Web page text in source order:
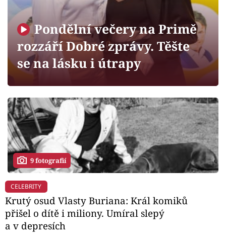
Sledujte prima+
Filmový festival Karlovy Vary
Pořady
Mámy sobě
Přihlášení
Sledujte nás
Pondělní večery na Primě
rozzáří Dobré zprávy. Těšte
se na lásku i útrapy
9 fotografií
CELEBRITY
Krutý osud Vlasty Buriana: Král komiků
přišel o dítě i miliony. Umíral slepý
a v depresích